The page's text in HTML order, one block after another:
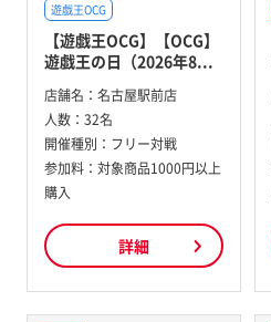
遊戯王OCG
【遊戯王OCG】【OCG】
遊戯王の日（2026年8...
店舗名： 名古屋駅前店
人数： 32名
開催種別： フリー対戦
参加料： 対象商品1000円以上
購入
詳細